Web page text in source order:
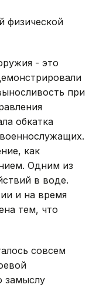
физической
- это
при
обкатка
как
Одним из
в воде.
и на время
тем, что
совсем
замыслу